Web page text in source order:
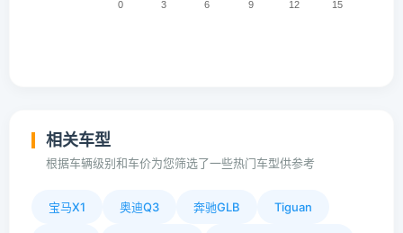
相关车型
根据车辆级别和车价为您筛选了一些热门车型供参考
宝马X1 奥迪Q3 奔驰GLB Tiguan